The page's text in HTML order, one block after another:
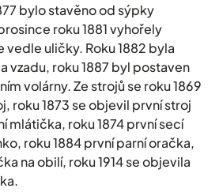
bylo stavěno od sýpky
roku 1881 vyhořely
uličky. Roku 1882 byla
vzadu, roku 1887 byl postaven
volárny. Ze strojů se roku 1869
roku 1873 se objevil první stroj
mlátička, roku 1874 první secí
roku 1884 první parní oračka,
na obilí, roku 1914 se objevila